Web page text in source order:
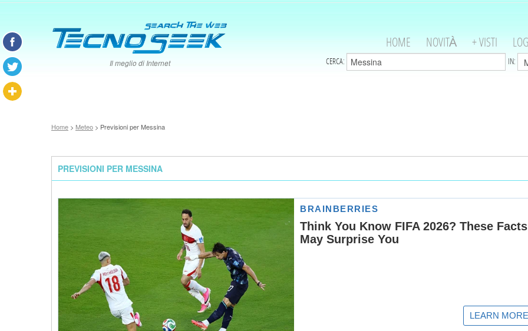
Il meglio di Internet
HOME NOVITÀ + VISTI
CERCA: IN:
Home > Meteo > Previsioni per Messina
PREVISIONI PER MESSINA